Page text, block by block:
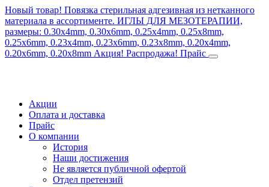
Новый товар! Повязка стерильная адгезивная из нетканного
материала в ассортименте. ИГЛЫ ДЛЯ МЕЗОТЕРАПИИ,
размеры: 0.30x4mm, 0.30x6mm, 0.25x4mm, 0.25x8mm,
0.25x6mm, 0.23x4mm, 0.23x6mm, 0.23x8mm, 0.20x4mm,
0.20x6mm, 0.20x8mm Акция! Распродажа! Прайс
Акции
Оплата и доставка
Прайс
О компании
История
Наши достижения
Не является публичной офертой
Отдел претензий